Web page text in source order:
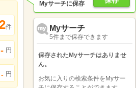
件
- 円
- 円
Myサーチに保存
Myサーチ
5件まで保存できます
保存されたMyサーチはありませ
ん。
お気に入りの検索条件をMyサー